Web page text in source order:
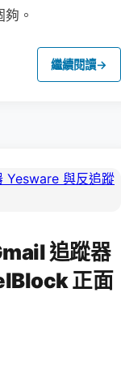
。
繼續閱讀→
追蹤器
正面